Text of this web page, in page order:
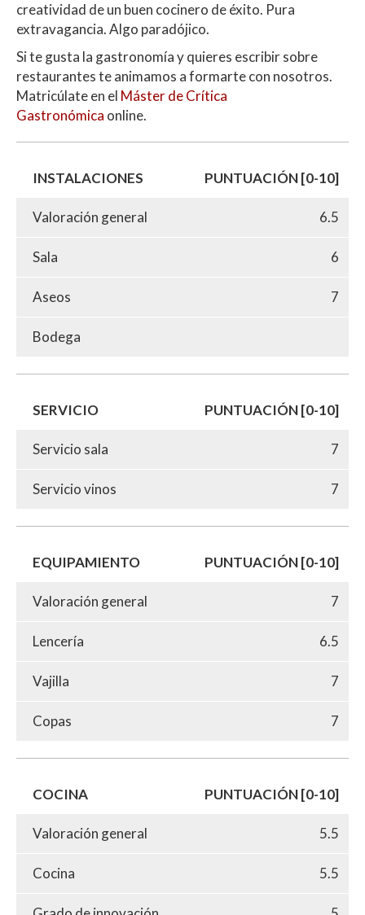
creatividad de un buen cocinero de éxito. Pura
extravagancia. Algo paradójico.
Si te gusta la gastronomía y quieres escribir sobre
restaurantes te animamos a formarte con nosotros.
Matricúlate en el Máster de Crítica
Gastronómica online.
INSTALACIONES PUNTUACIÓN [0-10]
Valoración general 6.5
Sala 6
Aseos 7
Bodega
SERVICIO PUNTUACIÓN [0-10]
Servicio sala 7
Servicio vinos 7
EQUIPAMIENTO PUNTUACIÓN [0-10]
Valoración general 7
Lencería 6.5
Vajilla 7
Copas 7
COCINA PUNTUACIÓN [0-10]
Valoración general 5.5
Cocina 5.5